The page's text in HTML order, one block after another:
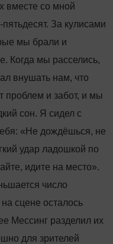
вместе со мной
За кулисами
мы брали и
Когда мы расселись,
внушать нам, что
проблем и забот, и мы
сон. Я сидел с
«Не дождёшься, не
удар ладошкой по
идите на место».
число
сцене осталось
Мессинг разделил их
для зрителей